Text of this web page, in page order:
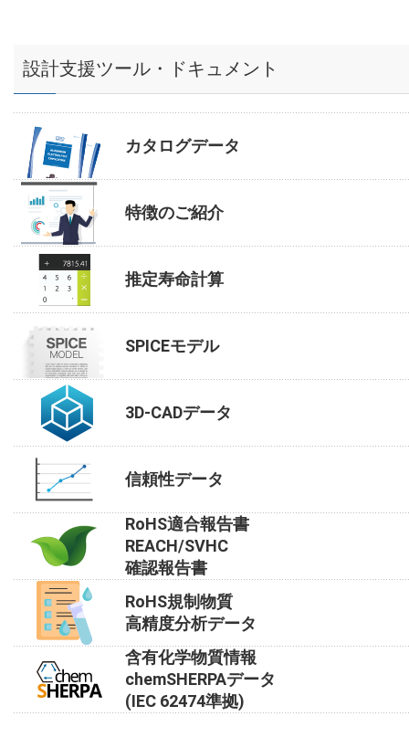
設計支援ツール・ドキュメント
カタログデータ
特徴のご紹介
推定寿命計算
SPICEモデル
3D-CADデータ
信頼性データ
RoHS適合報告書
REACH/SVHC
確認報告書
RoHS規制物質
高精度分析データ
含有化学物質情報
chemSHERPAデータ
(IEC 62474準拠)